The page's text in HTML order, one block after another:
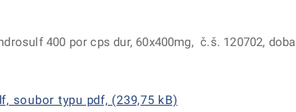
400 por cps dur, 60x400mg, č.š. 120702, doba
soubor typu pdf, (239,75 kB)